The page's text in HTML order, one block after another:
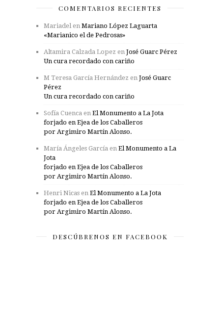
COMENTARIOS RECIENTES
Mariadel en Mariano López Laguarta
«Marianico el de Pedrosas»
Altamira Calzada Lopez en José Guarc Pérez
Un cura recordado con cariño
M Teresa García Hernández en José Guarc
Pérez
Un cura recordado con cariño
Sofía Cuenca en El Monumento a La Jota
forjado en Ejea de los Caballeros
por Argimiro Martín Alonso.
María Ángeles García en El Monumento a La
Jota
forjado en Ejea de los Caballeros
por Argimiro Martín Alonso.
Henri Nicas en El Monumento a La Jota
forjado en Ejea de los Caballeros
por Argimiro Martín Alonso.
DESCÚBRENOS EN FACEBOOK